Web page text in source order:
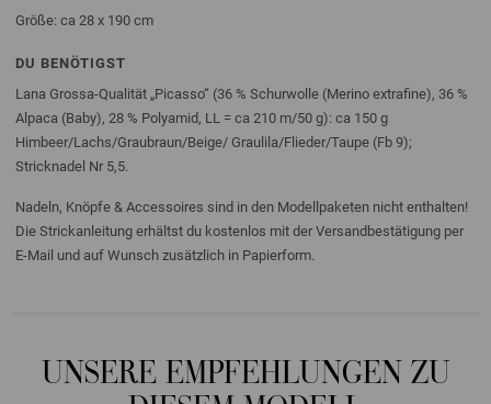
Größe: ca 28 x 190 cm
DU BENÖTIGST
Lana Grossa-Qualität „Picasso“ (36 % Schurwolle (Merino extrafine), 36 %
Alpaca (Baby), 28 % Polyamid, LL = ca 210 m/50 g): ca 150 g
Himbeer/Lachs/Graubraun/Beige/ Graulila/Flieder/Taupe (Fb 9);
Stricknadel Nr 5,5.
Nadeln, Knöpfe & Accessoires sind in den Modellpaketen nicht enthalten!
Die Strickanleitung erhältst du kostenlos mit der Versandbestätigung per
E-Mail und auf Wunsch zusätzlich in Papierform.
UNSERE EMPFEHLUNGEN ZU